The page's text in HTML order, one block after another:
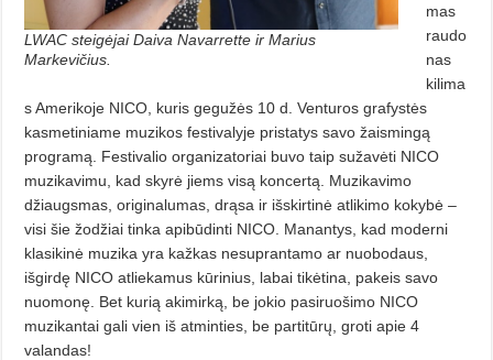
LWAC steigėjai Daiva Navarrette ir Marius
Markevičius.
mas
raudo
nas
kilima
s Amerikoje NICO, kuris gegužės 10 d. Venturos grafystės
kasmetiniame muzikos festivalyje pristatys savo žaismingą
programą. Festivalio organizatoriai buvo taip sužavėti NICO
muzikavimu, kad skyrė jiems visą koncertą. Muzikavimo
džiaugsmas, originalumas, drąsa ir išskirtinė atlikimo kokybė –
visi šie žodžiai tinka apibūdinti NICO. Manantys, kad moderni
klasikinė muzika yra kažkas nesuprantamo ar nuobodaus,
išgirdę NICO atliekamus kūrinius, labai tikėtina, pakeis savo
nuomonę. Bet kurią akimirką, be jokio pasiruošimo NICO
muzikantai gali vien iš atminties, be partitūrų, groti apie 4
valandas!